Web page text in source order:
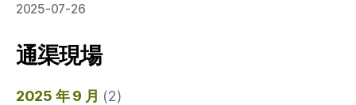
2025-07-26
通渠現場
2025 年 9 月 (2)